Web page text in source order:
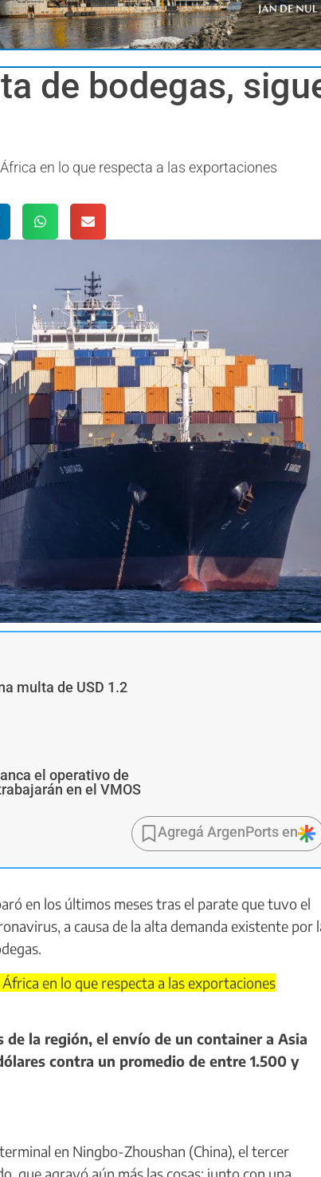
de bodegas,
en lo que respecta a las exportaciones
multa de USD 1.2
el operativo de
en el VMOS
Agregá ArgenPorts en
en los últimos meses tras el parate que tuvo el
a causa de la alta demanda existente por
en lo que respecta a las exportaciones
la región, el envío de un container a Asia
contra un promedio de entre 1.500 y
en Ningbo-Zhoushan (China), el tercer
que agravó aún más las cosas; junto con una